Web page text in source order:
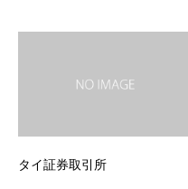
タイ証券取引所